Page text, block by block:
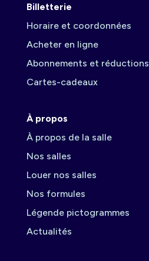
Billetterie
Horaire et coordonnées
Acheter en ligne
Abonnements et réductions
Cartes-cadeaux
À propos
À propos de la salle
Nos salles
Louer nos salles
Nos formules
Légende pictogrammes
Actualités